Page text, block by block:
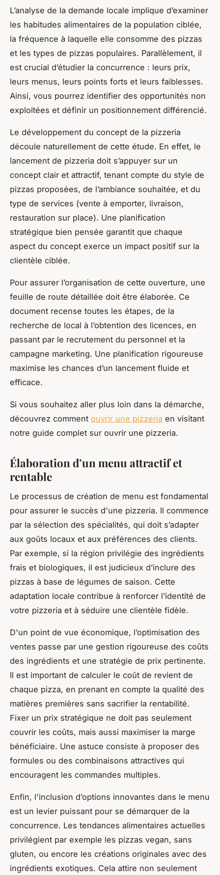
L’analyse de la demande locale implique d’examiner
les habitudes alimentaires de la population ciblée,
la fréquence à laquelle elle consomme des pizzas
et les types de pizzas populaires. Parallèlement, il
est crucial d’étudier la concurrence : leurs prix,
leurs menus, leurs points forts et leurs faiblesses.
Ainsi, vous pourrez identifier des opportunités non
exploitées et définir un positionnement différencié.
Le développement du concept de la pizzeria
découle naturellement de cette étude. En effet, le
lancement de pizzeria doit s’appuyer sur un
concept clair et attractif, tenant compte du style de
pizzas proposées, de l’ambiance souhaitée, et du
type de services (vente à emporter, livraison,
restauration sur place). Une planification
stratégique bien pensée garantit que chaque
aspect du concept exerce un impact positif sur la
clientèle ciblée.
Pour assurer l’organisation de cette ouverture, une
feuille de route détaillée doit être élaborée. Ce
document recense toutes les étapes, de la
recherche de local à l’obtention des licences, en
passant par le recrutement du personnel et la
campagne marketing. Une planification rigoureuse
maximise les chances d’un lancement fluide et
efficace.
Si vous souhaitez aller plus loin dans la démarche,
découvrez comment ouvrir une pizzeria en visitant
notre guide complet sur ouvrir une pizzeria.
Élaboration d’un menu attractif et
rentable
Le processus de création de menu est fondamental
pour assurer le succès d'une pizzeria. Il commence
par la sélection des spécialités, qui doit s’adapter
aux goûts locaux et aux préférences des clients.
Par exemple, si la région privilégie des ingrédients
frais et biologiques, il est judicieux d’inclure des
pizzas à base de légumes de saison. Cette
adaptation locale contribue à renforcer l’identité de
votre pizzeria et à séduire une clientèle fidèle.
D'un point de vue économique, l’optimisation des
ventes passe par une gestion rigoureuse des coûts
des ingrédients et une stratégie de prix pertinente.
Il est important de calculer le coût de revient de
chaque pizza, en prenant en compte la qualité des
matières premières sans sacrifier la rentabilité.
Fixer un prix stratégique ne doit pas seulement
couvrir les coûts, mais aussi maximiser la marge
bénéficiaire. Une astuce consiste à proposer des
formules ou des combinaisons attractives qui
encouragent les commandes multiples.
Enfin, l'inclusion d’options innovantes dans le menu
est un levier puissant pour se démarquer de la
concurrence. Les tendances alimentaires actuelles
privilégient par exemple les pizzas vegan, sans
gluten, ou encore les créations originales avec des
ingrédients exotiques. Cela attire non seulement